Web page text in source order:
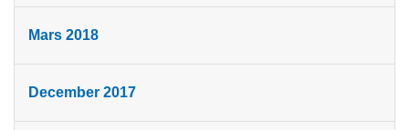
Mars 2018
December 2017